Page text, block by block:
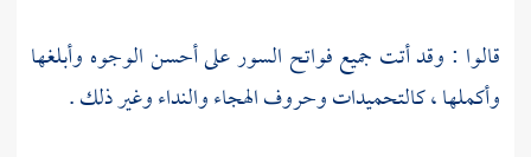
قالوا : وقد أتت جميع فواتح السور على أحسن الوجوه وأبلغها
وأكملها ، كالتحميدات وحروف الهجاء والنداء وغير ذلك .